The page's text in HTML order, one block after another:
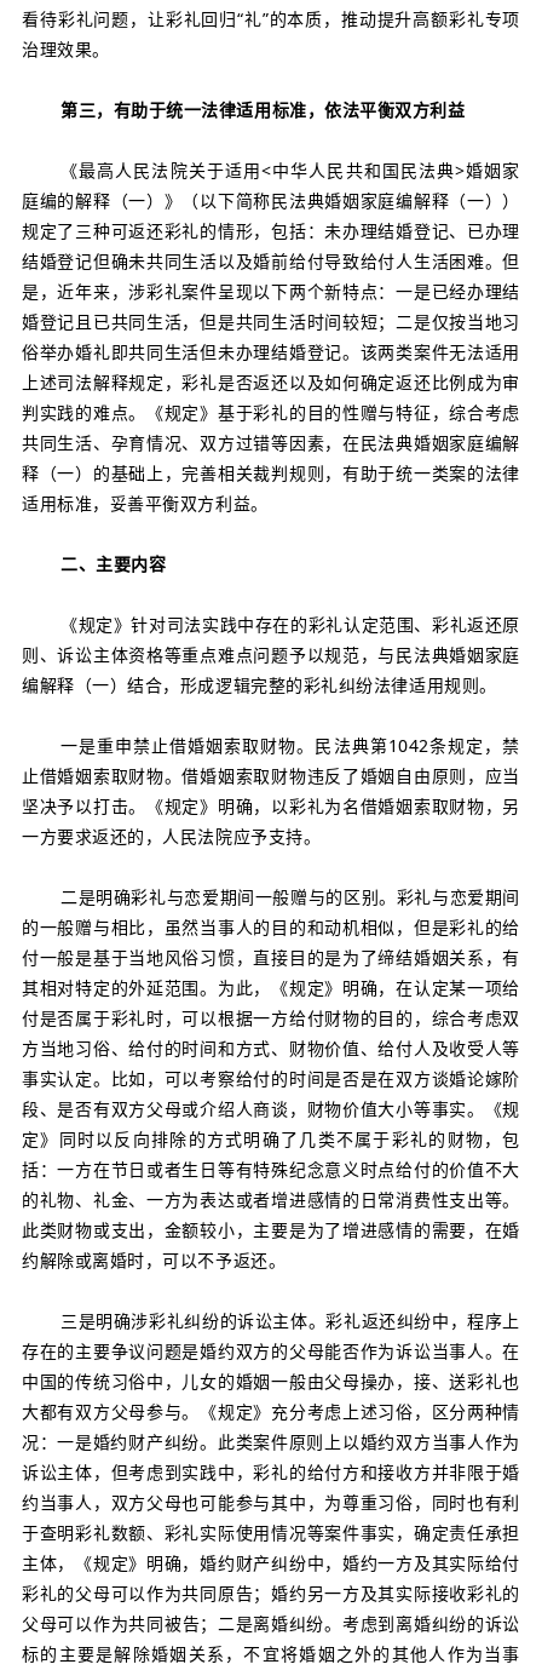
看待彩礼问题，让彩礼回归“礼”的本质，推动提升高额彩礼专项
治理效果。
第三，有助于统一法律适用标准，依法平衡双方利益
《最高人民法院关于适用<中华人民共和国民法典>婚姻家
庭编的解释（一）》（以下简称民法典婚姻家庭编解释（一））
规定了三种可返还彩礼的情形，包括：未办理结婚登记、已办理
结婚登记但确未共同生活以及婚前给付导致给付人生活困难。但
是，近年来，涉彩礼案件呈现以下两个新特点：一是已经办理结
婚登记且已共同生活，但是共同生活时间较短；二是仅按当地习
俗举办婚礼即共同生活但未办理结婚登记。该两类案件无法适用
上述司法解释规定，彩礼是否返还以及如何确定返还比例成为审
判实践的难点。《规定》基于彩礼的目的性赠与特征，综合考虑
共同生活、孕育情况、双方过错等因素，在民法典婚姻家庭编解
释（一）的基础上，完善相关裁判规则，有助于统一类案的法律
适用标准，妥善平衡双方利益。
二、主要内容
《规定》针对司法实践中存在的彩礼认定范围、彩礼返还原
则、诉讼主体资格等重点难点问题予以规范，与民法典婚姻家庭
编解释（一）结合，形成逻辑完整的彩礼纠纷法律适用规则。
一是重申禁止借婚姻索取财物。民法典第1042条规定，禁
止借婚姻索取财物。借婚姻索取财物违反了婚姻自由原则，应当
坚决予以打击。《规定》明确，以彩礼为名借婚姻索取财物，另
一方要求返还的，人民法院应予支持。
二是明确彩礼与恋爱期间一般赠与的区别。彩礼与恋爱期间
的一般赠与相比，虽然当事人的目的和动机相似，但是彩礼的给
付一般是基于当地风俗习惯，直接目的是为了缔结婚姻关系，有
其相对特定的外延范围。为此，《规定》明确，在认定某一项给
付是否属于彩礼时，可以根据一方给付财物的目的，综合考虑双
方当地习俗、给付的时间和方式、财物价值、给付人及收受人等
事实认定。比如，可以考察给付的时间是否是在双方谈婚论嫁阶
段、是否有双方父母或介绍人商谈，财物价值大小等事实。《规
定》同时以反向排除的方式明确了几类不属于彩礼的财物，包
括：一方在节日或者生日等有特殊纪念意义时点给付的价值不大
的礼物、礼金、一方为表达或者增进感情的日常消费性支出等。
此类财物或支出，金额较小，主要是为了增进感情的需要，在婚
约解除或离婚时，可以不予返还。
三是明确涉彩礼纠纷的诉讼主体。彩礼返还纠纷中，程序上
存在的主要争议问题是婚约双方的父母能否作为诉讼当事人。在
中国的传统习俗中，儿女的婚姻一般由父母操办，接、送彩礼也
大都有双方父母参与。《规定》充分考虑上述习俗，区分两种情
况：一是婚约财产纠纷。 此类案件原则上以婚约双方当事人作为
诉讼主体，但考虑到实践中，彩礼的给付方和接收方并非限于婚
约当事人，双方父母也可能参与其中，为尊重习俗，同时也有利
于查明彩礼数额、彩礼实际使用情况等案件事实，确定责任承担
主体，《规定》明确，婚约财产纠纷中，婚约一方及其实际给付
彩礼的父母可以作为共同原告； 婚约另一方及其实际接收彩礼的
父母可以作为共同被告；二是离婚纠纷。 考虑到离婚纠纷的诉讼
标的主要是解除婚姻关系，不宜将婚姻之外的其他人作为当事